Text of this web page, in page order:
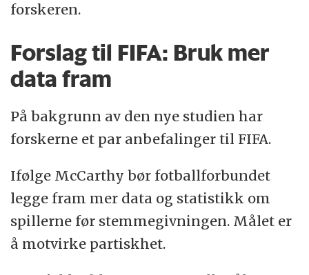
forskeren.
Forslag til FIFA: Bruk mer
data fram
På bakgrunn av den nye studien har
forskerne et par anbefalinger til FIFA.
Ifølge McCarthy bør fotballforbundet
legge fram mer data og statistikk om
spillerne før stemmegivningen. Målet er
å motvirke partiskhet.